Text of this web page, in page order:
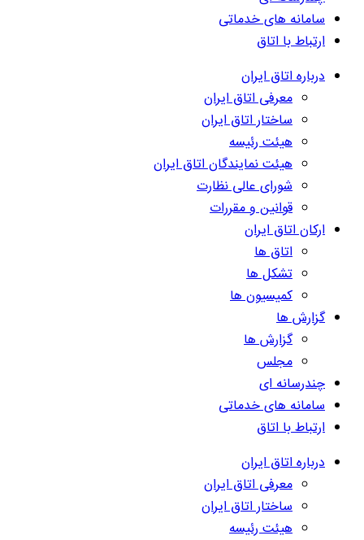
سامانه های خدماتی
ارتباط با اتاق
درباره اتاق ایران
معرفی اتاق ایران
ساختار اتاق ایران
هیئت رئیسه
هیئت نمایندگان اتاق ایران
شورای عالی نظارت
قوانین و مقررات
ارکان اتاق ایران
اتاق ها
تشکل ها
کمیسیون ها
گزارش ها
گزارش ها
مجلس
چندرسانه ای
سامانه های خدماتی
ارتباط با اتاق
درباره اتاق ایران
معرفی اتاق ایران
ساختار اتاق ایران
هیئت رئیسه